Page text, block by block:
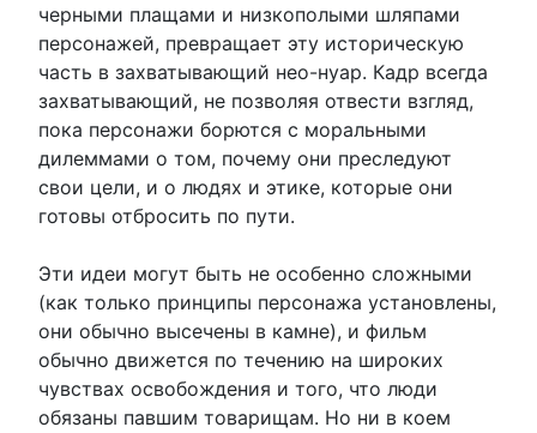
черными плащами и низкополыми шляпами
персонажей, превращает эту историческую
часть в захватывающий нео-нуар. Кадр всегда
захватывающий, не позволяя отвести взгляд,
пока персонажи борются с моральными
дилеммами о том, почему они преследуют
свои цели, и о людях и этике, которые они
готовы отбросить по пути.
Эти идеи могут быть не особенно сложными
(как только принципы персонажа установлены,
они обычно высечены в камне), и фильм
обычно движется по течению на широких
чувствах освобождения и того, что люди
обязаны павшим товарищам. Но ни в коем